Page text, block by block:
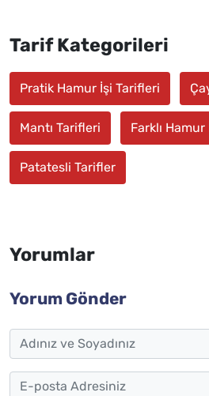
Tarif Kategorileri
Pratik Hamur İşi Tarifleri
Mantı Tarifleri Farklı
Patatesli Tarifler
Yorumlar
Yorum Gönder